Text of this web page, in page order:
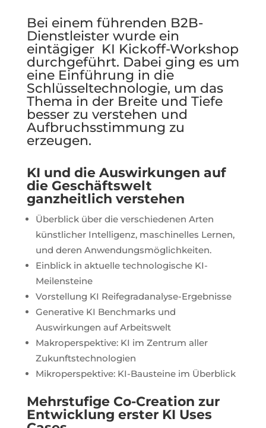
Bei einem führenden B2B-
Dienstleister wurde ein
eintägiger KI Kickoff-Workshop
durchgeführt. Dabei ging es um
eine Einführung in die
Schlüsseltechnologie, um das
Thema in der Breite und Tiefe
besser zu verstehen und
Aufbruchsstimmung zu
erzeugen.
KI und die Auswirkungen auf
die Geschäftswelt
ganzheitlich verstehen
Überblick über die verschiedenen Arten
künstlicher Intelligenz, maschinelles Lernen,
und deren Anwendungsmöglichkeiten.
Einblick in aktuelle technologische KI-
Meilensteine
Vorstellung KI Reifegradanalyse-Ergebnisse
Generative KI Benchmarks und
Auswirkungen auf Arbeitswelt
Makroperspektive: KI im Zentrum aller
Zukunftstechnologien
Mikroperspektive: KI-Bausteine im Überblick
Mehrstufige Co-Creation zur
Entwicklung erster KI Uses